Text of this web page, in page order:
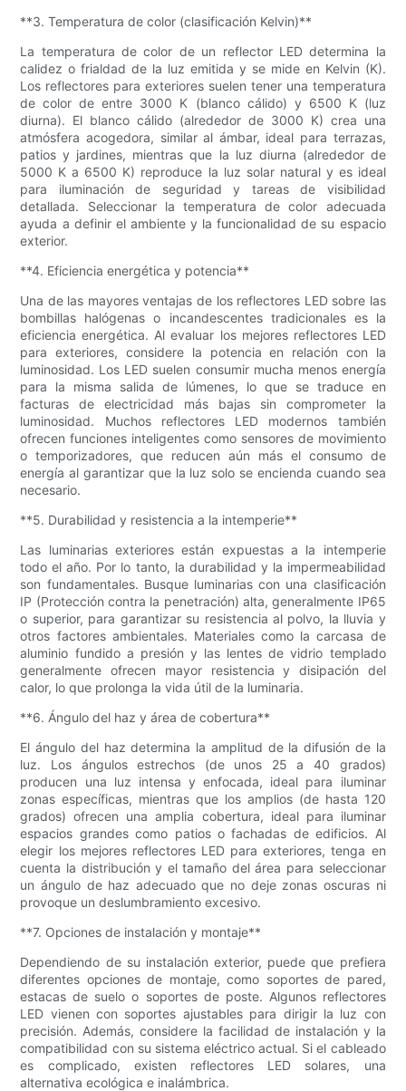
**3. Temperatura de color (clasificación Kelvin)**
La temperatura de color de un reflector LED determina la
calidez o frialdad de la luz emitida y se mide en Kelvin (K).
Los reflectores para exteriores suelen tener una temperatura
de color de entre 3000 K (blanco cálido) y 6500 K (luz
diurna). El blanco cálido (alrededor de 3000 K) crea una
atmósfera acogedora, similar al ámbar, ideal para terrazas,
patios y jardines, mientras que la luz diurna (alrededor de
5000 K a 6500 K) reproduce la luz solar natural y es ideal
para iluminación de seguridad y tareas de visibilidad
detallada. Seleccionar la temperatura de color adecuada
ayuda a definir el ambiente y la funcionalidad de su espacio
exterior.
**4. Eficiencia energética y potencia**
Una de las mayores ventajas de los reflectores LED sobre las
bombillas halógenas o incandescentes tradicionales es la
eficiencia energética. Al evaluar los mejores reflectores LED
para exteriores, considere la potencia en relación con la
luminosidad. Los LED suelen consumir mucha menos energía
para la misma salida de lúmenes, lo que se traduce en
facturas de electricidad más bajas sin comprometer la
luminosidad. Muchos reflectores LED modernos también
ofrecen funciones inteligentes como sensores de movimiento
o temporizadores, que reducen aún más el consumo de
energía al garantizar que la luz solo se encienda cuando sea
necesario.
**5. Durabilidad y resistencia a la intemperie**
Las luminarias exteriores están expuestas a la intemperie
todo el año. Por lo tanto, la durabilidad y la impermeabilidad
son fundamentales. Busque luminarias con una clasificación
IP (Protección contra la penetración) alta, generalmente IP65
o superior, para garantizar su resistencia al polvo, la lluvia y
otros factores ambientales. Materiales como la carcasa de
aluminio fundido a presión y las lentes de vidrio templado
generalmente ofrecen mayor resistencia y disipación del
calor, lo que prolonga la vida útil de la luminaria.
**6. Ángulo del haz y área de cobertura**
El ángulo del haz determina la amplitud de la difusión de la
luz. Los ángulos estrechos (de unos 25 a 40 grados)
producen una luz intensa y enfocada, ideal para iluminar
zonas específicas, mientras que los amplios (de hasta 120
grados) ofrecen una amplia cobertura, ideal para iluminar
espacios grandes como patios o fachadas de edificios. Al
elegir los mejores reflectores LED para exteriores, tenga en
cuenta la distribución y el tamaño del área para seleccionar
un ángulo de haz adecuado que no deje zonas oscuras ni
provoque un deslumbramiento excesivo.
**7. Opciones de instalación y montaje**
Dependiendo de su instalación exterior, puede que prefiera
diferentes opciones de montaje, como soportes de pared,
estacas de suelo o soportes de poste. Algunos reflectores
LED vienen con soportes ajustables para dirigir la luz con
precisión. Además, considere la facilidad de instalación y la
compatibilidad con su sistema eléctrico actual. Si el cableado
es complicado, existen reflectores LED solares, una
alternativa ecológica e inalámbrica.